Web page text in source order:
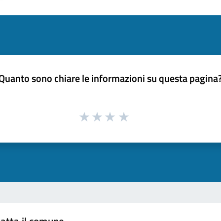
sono chiare le informazioni su questa